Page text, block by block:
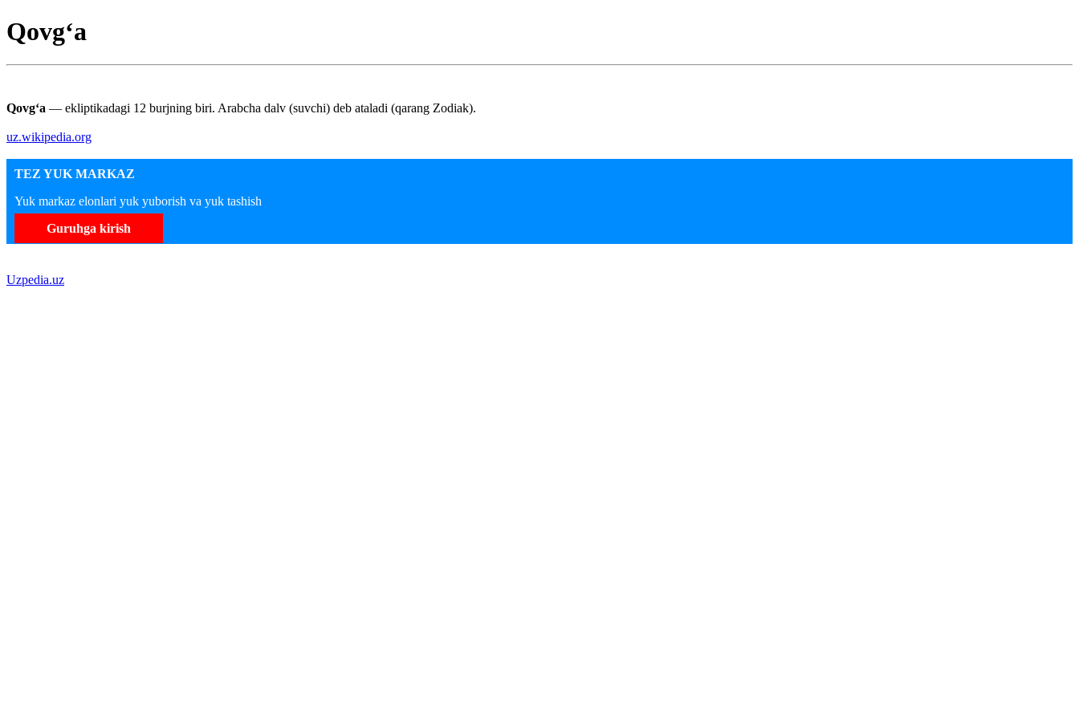
Qovgʻa
Qovgʻa — ekliptikadagi 12 burjning biri. Arabcha dalv (suvchi) deb ataladi (qarang Zodiak).
uz.wikipedia.org
TEZ YUK MARKAZ
Yuk markaz elonlari yuk yuborish va yuk tashish
Guruhga kirish
Uzpedia.uz